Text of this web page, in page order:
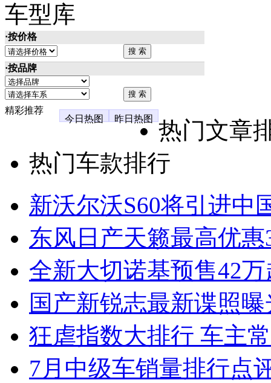
车型库
·按价格
·按品牌
精彩推荐
今日热图
昨日热图
热门文章
热门车款排行
新沃尔沃S60将引进中
东风日产天籁最高优
全新大切诺基预售42
国产新锐志最新谍照
狂虐指数大排行 车主
7月中级车销量排行点